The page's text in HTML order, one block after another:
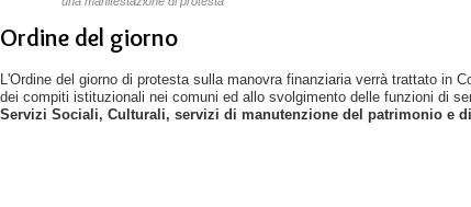
Ordine del giorno
L'Ordine del giorno di protesta sulla manovra finanziaria verrà trattato in
dei compiti istituzionali nei comuni ed allo svolgimento delle funzioni di
Servizi Sociali, Culturali, servizi di manutenzione del patrimonio e